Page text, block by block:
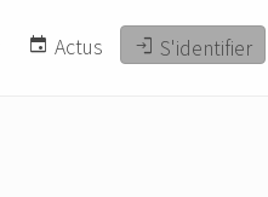
event Actus login S'identifier